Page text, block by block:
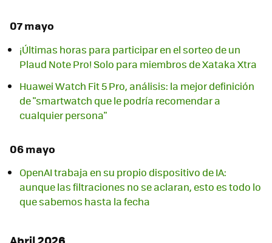
07 mayo
¡Últimas horas para participar en el sorteo de un
Plaud Note Pro! Solo para miembros de Xataka Xtra
Huawei Watch Fit 5 Pro, análisis: la mejor definición
de "smartwatch que le podría recomendar a
cualquier persona"
06 mayo
OpenAI trabaja en su propio dispositivo de IA:
aunque las filtraciones no se aclaran, esto es todo lo
que sabemos hasta la fecha